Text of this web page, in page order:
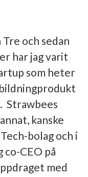
och sedan
har jag varit
som heter
Strawbees
kanske
bolag och i
co-CEO på
med